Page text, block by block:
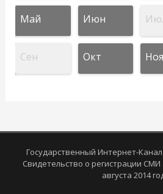
Май Июн
Сен Окт Ноя
Государственный Интернет-
Свидетельство о регистрации
августа 2014